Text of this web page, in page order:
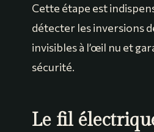
Cette étape est
détecter les inversions
invisibles à l’œil nu et
sécurité.
Le fil